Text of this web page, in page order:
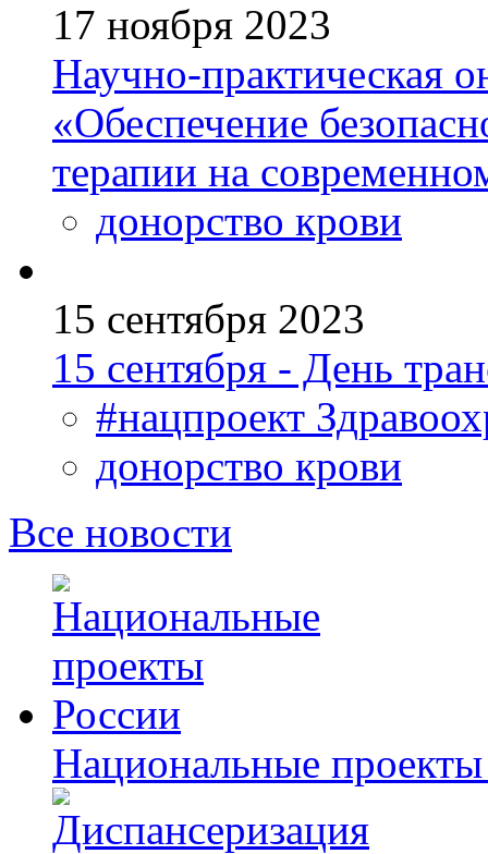
17 ноября 2023
Научно-практическая
«Обеспечение
терапии на
донорство крови
15 сентября 2023
15 сентября - День
#нацпроект
донорство крови
Все новости
Национальные